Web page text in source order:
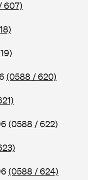
607)
(0588 / 620)
(0588 / 622)
(0588 / 624)